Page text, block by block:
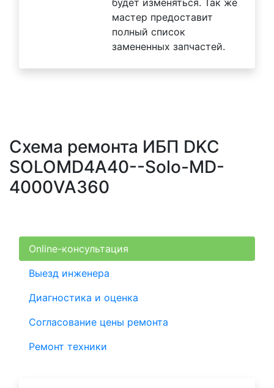
будет изменяться. Так же
мастер предоставит
полный список
замененных запчастей.
Схема ремонта ИБП DKC
SOLOMD4A40--Solo-MD-
4000VA360
Online-консультация
Выезд инженера
Диагностика и оценка
Согласование цены ремонта
Ремонт техники